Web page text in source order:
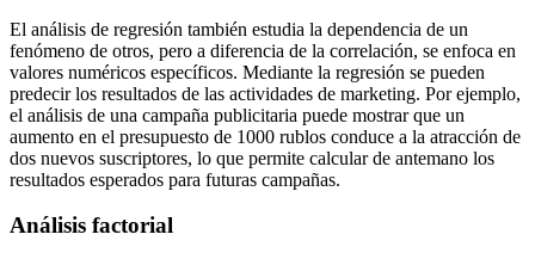
El análisis de regresión también estudia la dependencia de un
fenómeno de otros, pero a diferencia de la correlación, se enfoca en
valores numéricos específicos. Mediante la regresión se pueden
predecir los resultados de las actividades de marketing. Por ejemplo,
el análisis de una campaña publicitaria puede mostrar que un
aumento en el presupuesto de 1000 rublos conduce a la atracción de
dos nuevos suscriptores, lo que permite calcular de antemano los
resultados esperados para futuras campañas.
Análisis factorial